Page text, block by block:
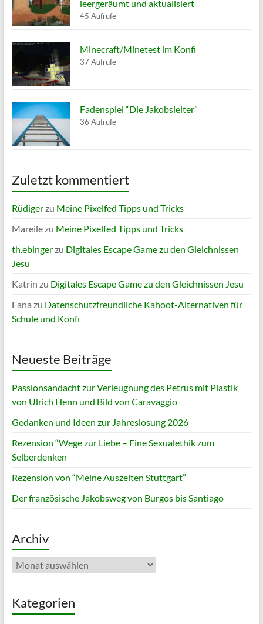
leergeräumt und aktualisiert
45 Aufrufe
Minecraft/Minetest im Konfi
37 Aufrufe
Fadenspiel “Die Jakobsleiter”
36 Aufrufe
Zuletzt kommentiert
Rüdigerzu Meine Pixelfed Tipps und Tricks
Mareilezu Meine Pixelfed Tipps und Tricks
th.ebingerzu Digitales Escape Game zu den Gleichnissen
Jesu
Katrin zu Digitales Escape Game zu den Gleichnissen Jesu
Eana zu Datenschutzfreundliche Kahoot-Alternativen für
Schule und Konfi
Neueste Beiträge
Passionsandacht zur Verleugnung des Petrus mit Plastik
von Ulrich Henn und Bild von Caravaggio
Gedanken und Ideen zur Jahreslosung 2026
Rezension “Wege zur Liebe – Eine Sexualethik zum
Selberdenken
Rezension von “Meine Auszeiten Stuttgart”
Der französische Jakobsweg von Burgos bis Santiago
Archiv
Archiv
Kategorien